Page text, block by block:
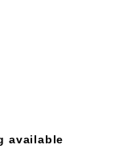
available